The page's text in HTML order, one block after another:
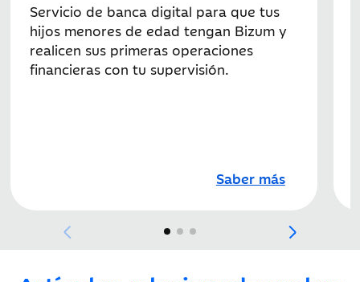
Servicio de banca digital para que tus
hijos menores de edad tengan Bizum y
realicen sus primeras operaciones
financieras con tu supervisión.
Saber más